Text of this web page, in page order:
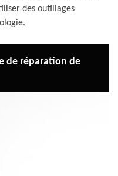
des outillages
de réparation de